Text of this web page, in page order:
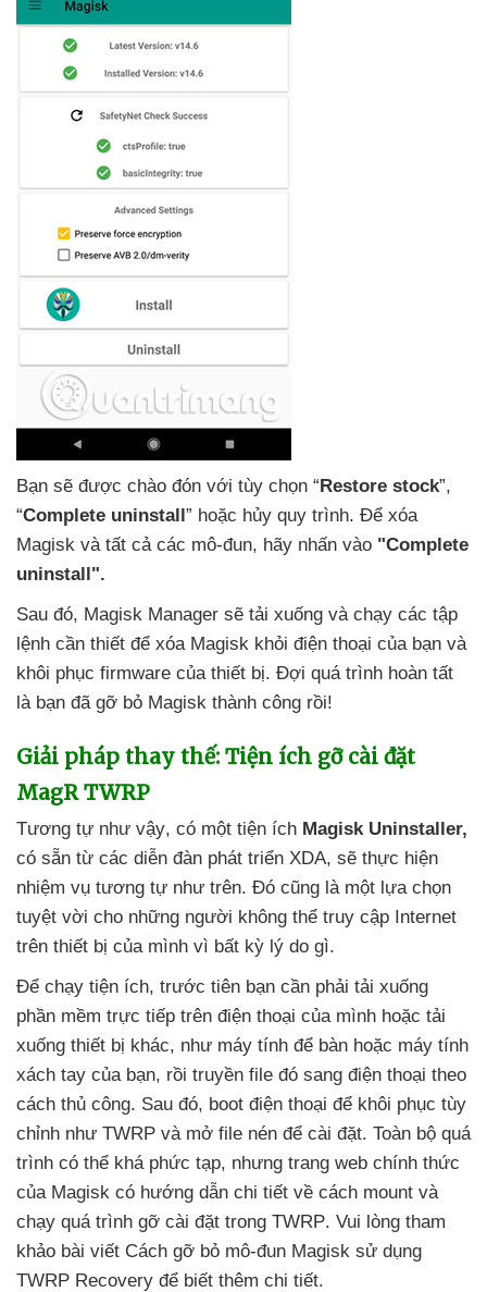
Bạn sẽ được chào đón với tùy chọn “Restore stock”,
“Complete uninstall” hoặc hủy quy trình. Để xóa
Magisk và tất cả các mô-đun, hãy nhấn vào "Complete
uninstall".
Sau đó, Magisk Manager sẽ tải xuống và chạy các tập
lệnh cần thiết để xóa Magisk khỏi điện thoại của bạn và
khôi phục firmware của thiết bị. Đợi quá trình hoàn tất
là bạn đã gỡ bỏ Magisk thành công rồi!
Giải pháp thay thế: Tiện ích gỡ cài đặt
MagR TWRP
Tương tự như vậy, có một tiện ích Magisk Uninstaller,
có sẵn từ các diễn đàn phát triển XDA, sẽ thực hiện
nhiệm vụ tương tự như trên. Đó cũng là một lựa chọn
tuyệt vời cho những người không thể truy cập Internet
trên thiết bị của mình vì bất kỳ lý do gì.
Để chạy tiện ích, trước tiên bạn cần phải tải xuống
phần mềm trực tiếp trên điện thoại của mình hoặc tải
xuống thiết bị khác, như máy tính để bàn hoặc máy tính
xách tay của bạn, rồi truyền file đó sang điện thoại theo
cách thủ công. Sau đó, boot điện thoại để khôi phục tùy
chỉnh như TWRP và mở file nén để cài đặt. Toàn bộ quá
trình có thể khá phức tạp, nhưng trang web chính thức
của Magisk có hướng dẫn chi tiết về cách mount và
chạy quá trình gỡ cài đặt trong TWRP. Vui lòng tham
khảo bài viết Cách gỡ bỏ mô-đun Magisk sử dụng
TWRP Recovery để biết thêm chi tiết.